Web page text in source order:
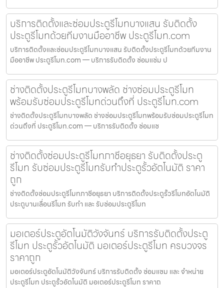
บริการติดตั้งและซ่อมประตูรีโมทบางแสน รับติดตั้ง
ประตูรีโมทด้วยทีมงานมืออาชีพ ประตูรีโมท.com
บริการติดตั้งและซ่อมประตูรีโมทบางแสน รับติดตั้งประตูรีโมทด้วยทีมงาน
มืออาชีพ ประตูรีโมท.com — บริการรับติดตั้ง ซ่อมแซ่ม ป
ช่างติดตั้งประตูรีโมทบางพลัด ช่างซ่อมประตูรีโมท
พร้อมรับซ่อมประตูรีโมทด่วนถึงที่ ประตูรีโมท.com
ช่างติดตั้งประตูรีโมทบางพลัด ช่างซ่อมประตูรีโมทพร้อมรับซ่อมประตูรีโมท
ด่วนถึงที่ ประตูรีโมท.com — บริการรับติดตั้ง ซ่อมแซ
ช่างติดตั้งซ่อมประตูรีโมทภาชีอยุธยา รับติดตั้งประตู
รีโมท รับซ่อมประตูรีโมทรับทำประตูรั้วอัตโนมัติ ราคา
ถูก
ช่างติดตั้งซ่อมประตูรีโมทภาชีอยุธยา บริการติดตั้งประตูรั้วรีโมทอัตโนมัติ
ประตูบานเลื่อนรีโมท รับทำ และ รับซ่อมประตูรีโมท
มอเตอร์ประตูอัตโนมัติวังจันทร์ บริการรับติดตั้งประตู
รีโมท ประตูรั้วอัตโนมัติ มอเตอร์ประตูรีโมท ครบวงจร
ราคาถูก
มอเตอร์ประตูอัตโนมัติวังจันทร์ บริการรับติดตั้ง ซ่อมแซม และ จำหน่าย
ประตูรีโมท ประตูรั้วอัตโนมัติ มอเตอร์ประตูรีโมท ราคาถ